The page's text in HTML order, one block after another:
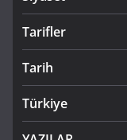
Tarifler
Tarih
Türkiye